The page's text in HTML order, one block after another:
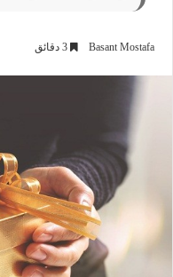
Basant Mostafa